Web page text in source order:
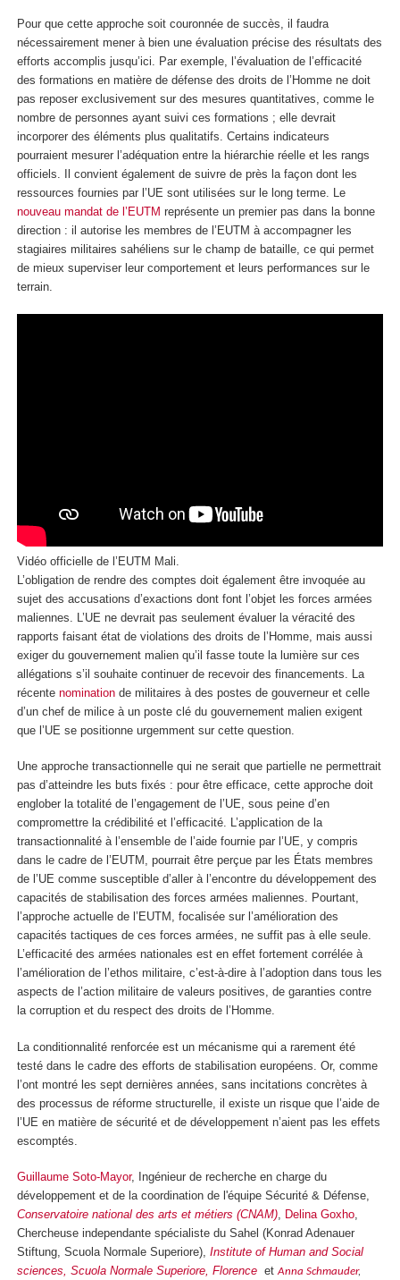
Pour que cette approche soit couronnée de succès, il faudra
nécessairement mener à bien une évaluation précise des résultats des
efforts accomplis jusqu’ici. Par exemple, l’évaluation de l’efficacité
des formations en matière de défense des droits de l’Homme ne doit
pas reposer exclusivement sur des mesures quantitatives, comme le
nombre de personnes ayant suivi ces formations ; elle devrait
incorporer des éléments plus qualitatifs. Certains indicateurs
pourraient mesurer l’adéquation entre la hiérarchie réelle et les rangs
officiels. Il convient également de suivre de près la façon dont les
ressources fournies par l’UE sont utilisées sur le long terme. Le
nouveau mandat de l’EUTM représente un premier pas dans la bonne
direction : il autorise les membres de l’EUTM à accompagner les
stagiaires militaires sahéliens sur le champ de bataille, ce qui permet
de mieux superviser leur comportement et leurs performances sur le
terrain.
Vidéo officielle de l’EUTM Mali.
L’obligation de rendre des comptes doit également être invoquée au
sujet des accusations d’exactions dont font l’objet les forces armées
maliennes. L’UE ne devrait pas seulement évaluer la véracité des
rapports faisant état de violations des droits de l’Homme, mais aussi
exiger du gouvernement malien qu’il fasse toute la lumière sur ces
allégations s’il souhaite continuer de recevoir des financements. La
récente nomination de militaires à des postes de gouverneur et celle
d’un chef de milice à un poste clé du gouvernement malien exigent
que l’UE se positionne urgemment sur cette question.
Une approche transactionnelle qui ne serait que partielle ne permettrait
pas d’atteindre les buts fixés : pour être efficace, cette approche doit
englober la totalité de l’engagement de l’UE, sous peine d’en
compromettre la crédibilité et l’efficacité. L’application de la
transactionnalité à l’ensemble de l’aide fournie par l’UE, y compris
dans le cadre de l’EUTM, pourrait être perçue par les États membres
de l’UE comme susceptible d’aller à l’encontre du développement des
capacités de stabilisation des forces armées maliennes. Pourtant,
l’approche actuelle de l’EUTM, focalisée sur l’amélioration des
capacités tactiques de ces forces armées, ne suffit pas à elle seule.
L’efficacité des armées nationales est en effet fortement corrélée à
l’amélioration de l’ethos militaire, c’est-à-dire à l’adoption dans tous les
aspects de l’action militaire de valeurs positives, de garanties contre
la corruption et du respect des droits de l’Homme.
La conditionnalité renforcée est un mécanisme qui a rarement été
testé dans le cadre des efforts de stabilisation européens. Or, comme
l’ont montré les sept dernières années, sans incitations concrètes à
des processus de réforme structurelle, il existe un risque que l’aide de
l’UE en matière de sécurité et de développement n’aient pas les effets
escomptés.
Guillaume Soto-Mayor, Ingénieur de recherche en charge du
développement et de la coordination de l'équipe Sécurité & Défense,
Conservatoire national des arts et métiers (CNAM), Delina Goxho,
Chercheuse independante spécialiste du Sahel (Konrad Adenauer
Stiftung, Scuola Normale Superiore), Institute of Human and Social
sciences, Scuola Normale Superiore, Florence etAnna Schmauder,